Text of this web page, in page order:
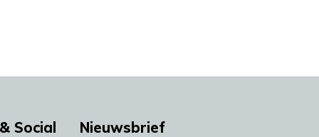
Social Nieuwsbrief